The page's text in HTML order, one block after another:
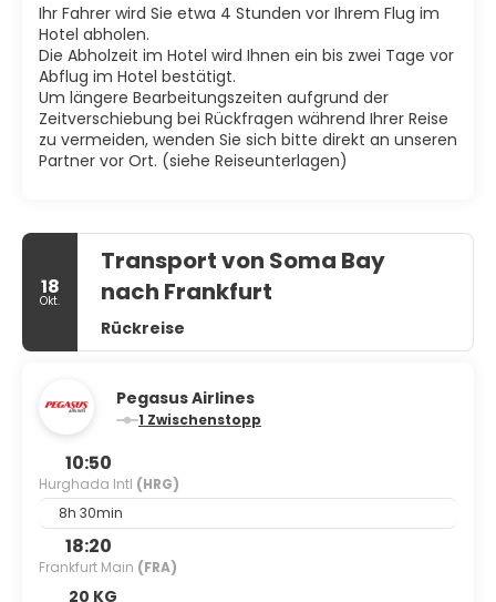
Ihr Fahrer wird Sie etwa 4 Stunden vor Ihrem Flug im
Hotel abholen.
Die Abholzeit im Hotel wird Ihnen ein bis zwei Tage vor
Abflug im Hotel bestätigt.
Um längere Bearbeitungszeiten aufgrund der
Zeitverschiebung bei Rückfragen während Ihrer Reise
zu vermeiden, wenden Sie sich bitte direkt an unseren
Partner vor Ort. (siehe Reiseunterlagen)
18
Okt.
Transport von Soma Bay
nach Frankfurt
Rückreise
Pegasus Airlines
1 Zwischenstopp
10:50
Hurghada Intl (HRG)
8h 30min
18:20
Frankfurt Main (FRA)
20 KG